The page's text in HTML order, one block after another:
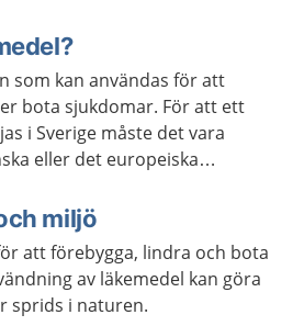
som kan användas för att
bota sjukdomar. För att ett
i Sverige måste det vara
eller det europeiska
miljö
att förebygga, lindra och bota
av läkemedel kan göra
sprids i naturen.